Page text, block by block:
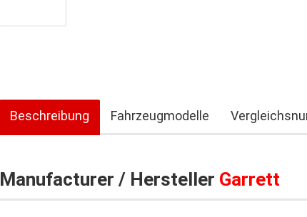
Beschreibung Fahrzeugmodelle
Manufacturer / Hersteller Garrett